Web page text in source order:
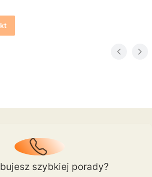
szybkiej porady?